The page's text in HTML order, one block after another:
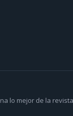
lo mejor de la